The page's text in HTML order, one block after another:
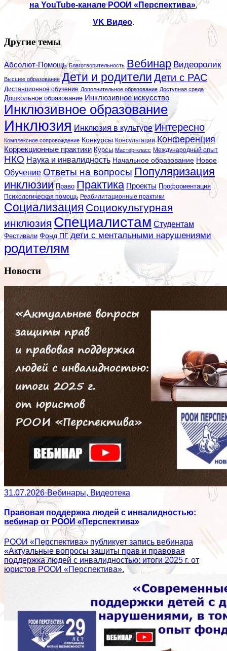
на YouTube-канале РООИ «Перспектива»,
VK Видео.
Другие темы
Абсолют-Помощь Благотворительность Вебинар Видеоролик
Высшее образование Дети и родители Дети с РАС
Дистанционное обучение Дополнительное образование Доступная среда
Дошкольное образование Инклюзивное искусство
Инклюзивное образование
Инклюзия Инклюзия в культуре Интересно
Комплексное сопровождение Конкурсы Консультации Конференция
Коррекционные практики Курсы Мастер-класс Международный опыт
НКО Наука и инвалидность Начальное образование Новое
Обучение Ответы на вопросы Популяризация
инклюзии Право Практика Проекты Профориентация
Психологическая помощь Реабилитационные практики
Социализация Социокультурная
инклюзия Специалистам Студентам
Фестивали Фонд ПГ дети с ментальными нарушениями
родителям
Новости
31.07.2026·Вебинары, Видеотека
Правовая поддержка людей с инвалидностью:
вебинар от РООИ «Перспектива»
РООИ «Перспектива» публикует запись вебинара
«Актуальные вопросы защиты прав и правовая
поддержка людей с инвалидностью: итоги 2025 г. от
юристов РООИ «Перспектива».